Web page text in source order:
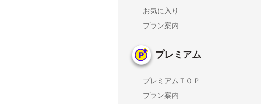
お気に入り
プラン案内
プレミアム
プレミアムＴＯＰ
プラン案内